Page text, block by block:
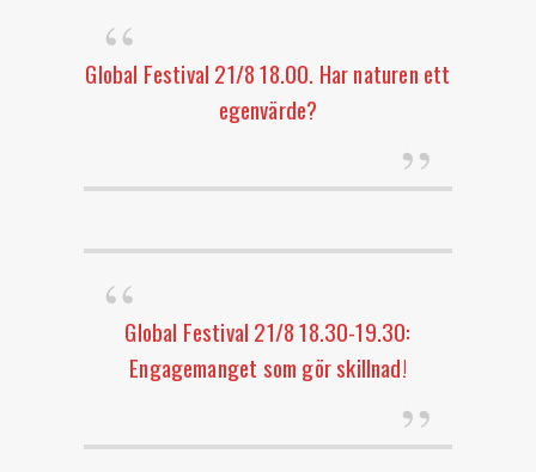
Global Festival 21/8 18.00. Har naturen ett
egenvärde?
Global Festival 21/8 18.30-19.30:
Engagemanget som gör skillnad!